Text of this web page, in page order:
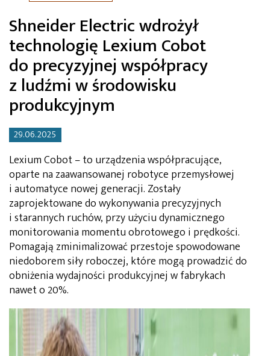
Shneider Electric wdrożył
technologię Lexium Cobot
do precyzyjnej współpracy
z ludźmi w środowisku
produkcyjnym
29.06.2025
Lexium Cobot – to urządzenia współpracujące,
oparte na zaawansowanej robotyce przemysłowej
i automatyce nowej generacji. Zostały
zaprojektowane do wykonywania precyzyjnych
i starannych ruchów, przy użyciu dynamicznego
monitorowania momentu obrotowego i prędkości.
Pomagają zminimalizować przestoje spowodowane
niedoborem siły roboczej, które mogą prowadzić do
obniżenia wydajności produkcyjnej w fabrykach
nawet o 20%.